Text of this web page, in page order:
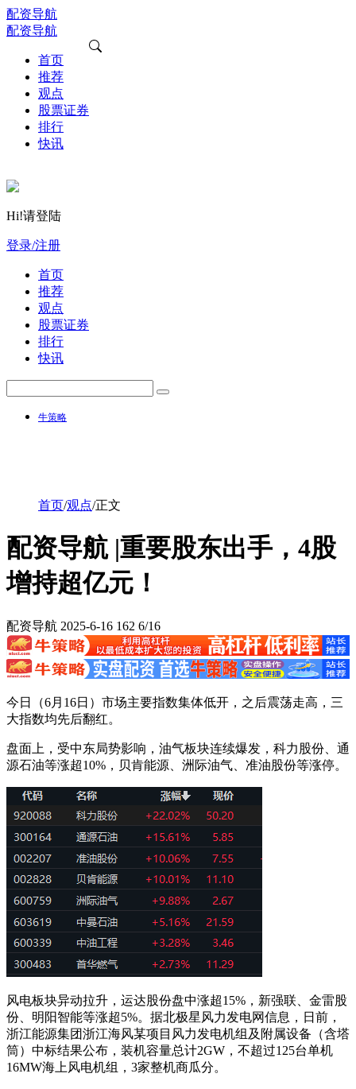
配资导航
配资导航
首页
推荐
观点
股票证券
排行
快讯
Hi!请登陆
登录/注册
首页
推荐
观点
股票证券
排行
快讯
牛策略
首页/观点/正文
配资导航 |重要股东出手，4股
增持超亿元！
配资导航 2025-6-16 162 6/16
今日（6月16日）市场主要指数集体低开，之后震荡走高，三
大指数均先后翻红。
盘面上，受中东局势影响，油气板块连续爆发，科力股份、通
源石油等涨超10%，贝肯能源、洲际油气、准油股份等涨停。
风电板块异动拉升，运达股份盘中涨超15%，新强联、金雷股
份、明阳智能等涨超5%。据北极星风力发电网信息，日前，
浙江能源集团浙江海风某项目风力发电机组及附属设备（含塔
筒）中标结果公布，装机容量总计2GW，不超过125台单机
16MW海上风电机组，3家整机商瓜分。